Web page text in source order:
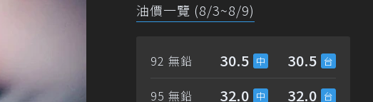
油價一覽 (8/3~8/9)
92 無鉛 30.5 30.5
95 無鉛 32.0 32.0